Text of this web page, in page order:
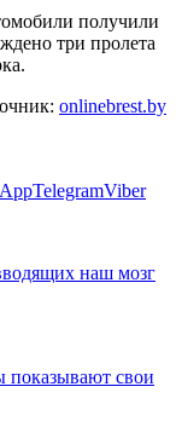
получили
три пролета
onlinebrest.by
TelegramViber
наш мозг
показывают свои